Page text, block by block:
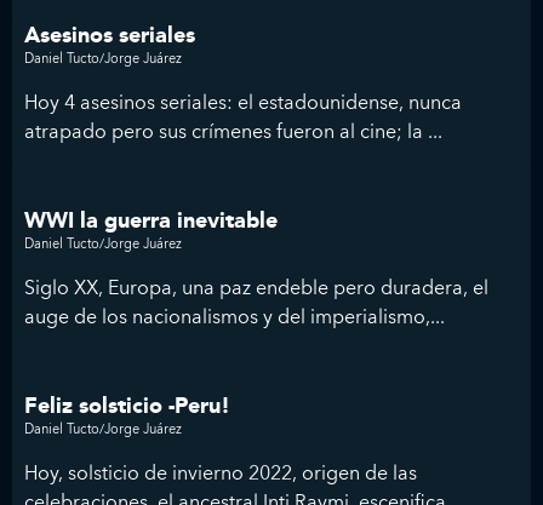
Asesinos seriales
Daniel Tucto/Jorge Juárez
Hoy 4 asesinos seriales: el estadounidense, nunca
atrapado pero sus crímenes fueron al cine; la ...
WWI la guerra inevitable
Daniel Tucto/Jorge Juárez
Siglo XX, Europa, una paz endeble pero duradera, el
auge de los nacionalismos y del imperialismo,...
Feliz solsticio -Peru!
Daniel Tucto/Jorge Juárez
Hoy, solsticio de invierno 2022, origen de las